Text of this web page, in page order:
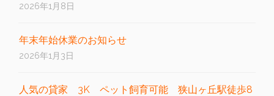
2026年1月8日
年末年始休業のお知らせ
2026年1月3日
人気の貸家 3K ペット飼育可能 狭山ヶ丘駅徒歩8